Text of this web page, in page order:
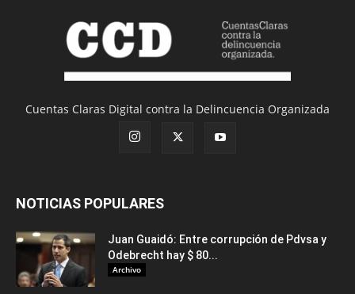
Cuentas Claras Digital contra la Delincuencia Organizada
NOTICIAS POPULARES
Juan Guaidó: Entre corrupción de Pdvsa y
Odebrecht hay $ 80...
Archivo